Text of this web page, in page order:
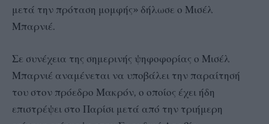
μετά την πρόταση μομφής» δήλωσε ο Μισέλ
Μπαρνιέ.
Σε συνέχεια της σημερινής ψηφοφορίας ο Μισέλ
Μπαρνιέ αναμένεται να υποβάλει την παραίτησή
του στον πρόεδρο Μακρόν, ο οποίος έχει ήδη
επιστρέψει στο Παρίσι μετά από την τριήμερη